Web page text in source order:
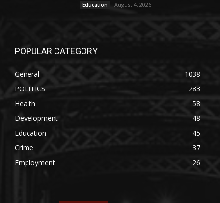
Education August 4, 2026
POPULAR CATEGORY
General
1038
POLITICS
283
Health
58
Development
48
Education
45
Crime
37
Employment
26